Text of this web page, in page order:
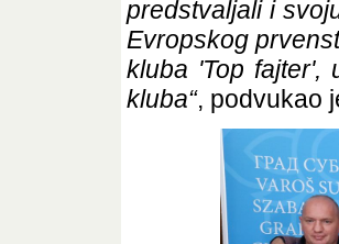
predstvaljali i
Evropskog
kluba 'Top fajter',
kluba“, podvukao